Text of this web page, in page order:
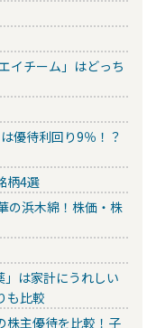
イチーム」はどっち
優待利回り9％！？
柄4選
の浜木綿！株価・株
」は家計にうれしい
も比較
株主優待を比較！子